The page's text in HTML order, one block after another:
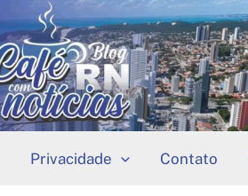
Privacidade Contato